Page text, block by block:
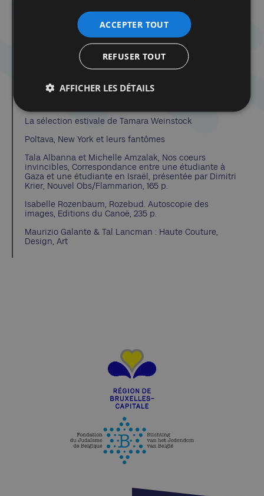
Écrit par : Henri Raczymow
Les autres articles de cet auteur
Dans la même catégorie d'article :
La sélection estivale de Tamara Weinstock
Poltava, New York et leurs fantômes
Tala Albanna et Michelle Amzalak, Nos coeurs
invincibles, Correspondance entre une étudiante à
Gaza et une étudiante en Israël, présentée par Dimitri
Krier, Nouvel Obs/Flammarion, 165 p.
Isabelle Rozenbaum, Rozebud. Autoscopie des
images, Editions du Canoë, 235 p.
Maurizio Galante & Tal Lancman : Haute Couture,
Design, Art
ACCEPTER TOUT
REFUSER TOUT
AFFICHER LES DÉTAILS